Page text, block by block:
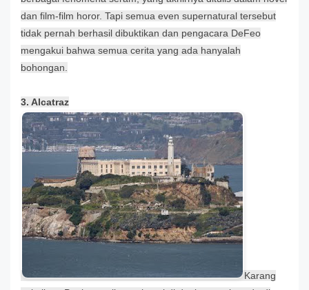
dan film-film horor. Tapi semua even supernatural tersebut
tidak pernah berhasil dibuktikan dan pengacara DeFeo
mengakui bahwa semua cerita yang ada hanyalah
bohongan.
3. Alcatraz
Karang